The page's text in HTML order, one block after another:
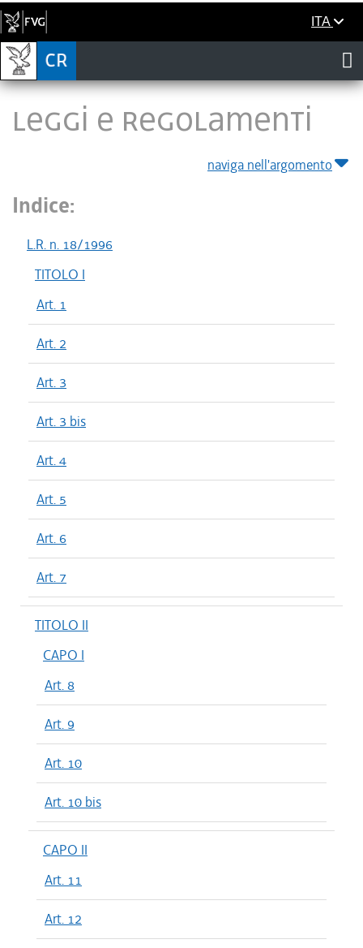
ITA
LEGGI E REGOLAMENTI
naviga nell'argomento
Indice:
L.R. n. 18/1996
TITOLO I
Art. 1
Art. 2
Art. 3
Art. 3 bis
Art. 4
Art. 5
Art. 6
Art. 7
TITOLO II
CAPO I
Art. 8
Art. 9
Art. 10
Art. 10 bis
CAPO II
Art. 11
Art. 12